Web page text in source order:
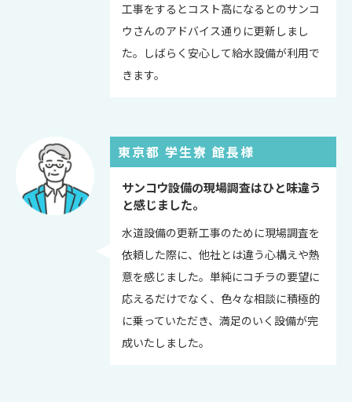
工事をするとコスト高になるとのサンコ
ウさんのアドバイス通りに更新しまし
た。しばらく安心して給水設備が利用で
きます。
東京都 学生寮 館長様
サンコウ設備の現場調査はひと味違う
と感じました。
水道設備の更新工事のために現場調査を
依頼した際に、他社とは違う心構えや熱
意を感じました。単純にコチラの要望に
応えるだけでなく、色々な相談に積極的
に乗っていただき、満足のいく設備が完
成いたしました。